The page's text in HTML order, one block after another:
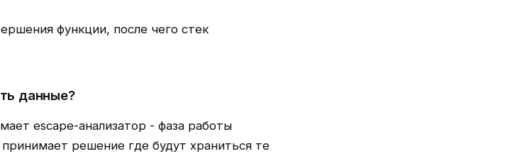
функции, после чего стек
данные?
escape-анализатор - фаза работы
решение где будут храниться те